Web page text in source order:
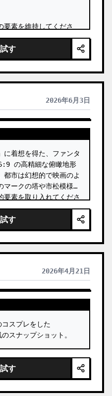
要素を維持してくださ
ー
服装とスタイリング
像に存在しない特定のキ
ードしないでください。
す
2026年6月3日
」に着想を得た、ファンタ
の高精細な俯瞰地形
都市は幻想的で映画のよ
ークの塔や市松模様の
要素を取り入れてくださ
す
2026年4月21日
コスプレをした
スナップショット。
す